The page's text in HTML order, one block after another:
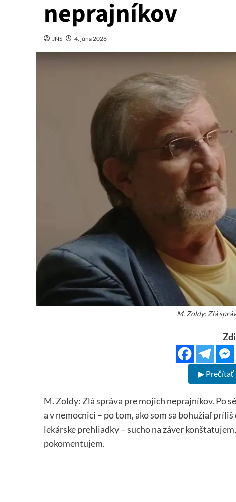
neprajníkov
JNS 4. júna 2026
M. Zoldy: Zlá
▶ Prečítať
M. Zoldy: Zlá správa pre mojich neprajníkov.
a v nemocnici – po tom, ako som sa bohužiaľ
lekárske prehliadky – sucho na záver
pokomentujem.